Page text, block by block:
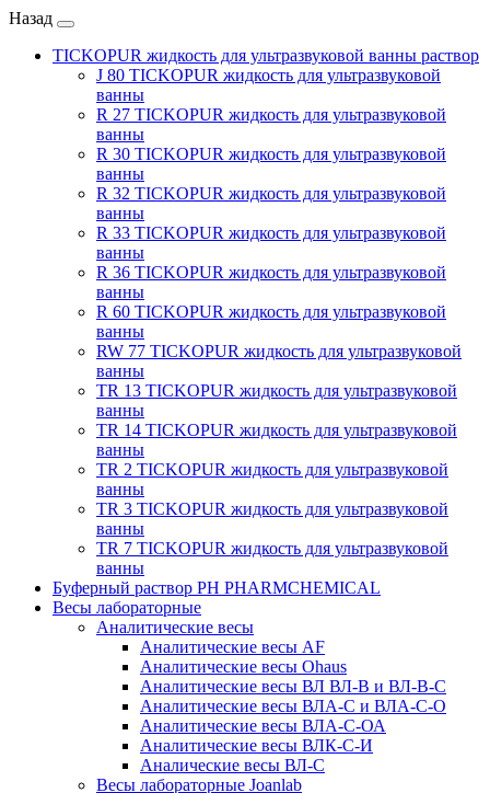
Назад
TICKOPUR жидкость для ультразвуковой ванны раствор
J 80 TICKOPUR жидкость для ультразвуковой
ванны
R 27 TICKOPUR жидкость для ультразвуковой
ванны
R 30 TICKOPUR жидкость для ультразвуковой
ванны
R 32 TICKOPUR жидкость для ультразвуковой
ванны
R 33 TICKOPUR жидкость для ультразвуковой
ванны
R 36 TICKOPUR жидкость для ультразвуковой
ванны
R 60 TICKOPUR жидкость для ультразвуковой
ванны
RW 77 TICKOPUR жидкость для ультразвуковой
ванны
TR 13 TICKOPUR жидкость для ультразвуковой
ванны
TR 14 TICKOPUR жидкость для ультразвуковой
ванны
TR 2 TICKOPUR жидкость для ультразвуковой
ванны
TR 3 TICKOPUR жидкость для ультразвуковой
ванны
TR 7 TICKOPUR жидкость для ультразвуковой
ванны
Буферный раствор PH PHARMCHEMICAL
Весы лабораторные
Аналитические весы
Аналитические весы AF
Аналитические весы Ohaus
Аналитические весы ВЛ ВЛ-В и ВЛ-В-С
Аналитические весы ВЛА-С и ВЛА-С-О
Аналитические весы ВЛА-С-ОА
Аналитические весы ВЛК-С-И
Аналические весы ВЛ-С
Весы лабораторные Joanlab